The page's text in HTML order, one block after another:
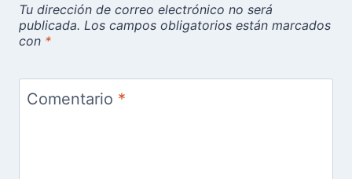
Tu dirección de correo electrónico no será
publicada. Los campos obligatorios están marcados
con *
Comentario *